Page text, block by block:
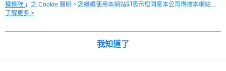
權條款 」之 Cookie 聲明。您繼續使用本網站即表示您同意本公司得按本網站使
用條款之 Cookie 聲明使用 cookie。
了解更多 >
我知道了